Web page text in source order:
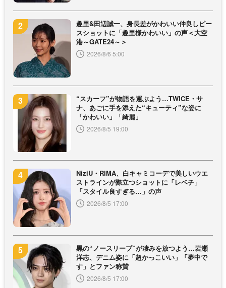
趣里&田辺誠一、身長差がかわいい仲良しピー
スショットに「趣里様かわいい」の声＜大空
港～GATE24～＞
2026/8/6 5:00
“スカーフ”が物語を運ぶよう…TWICE・サ
ナ、あごに手を添えた“キューティ”な姿に
「かわいい」「綺麗」
2026/8/5 19:00
NiziU・RIMA、白キャミコーデで美しいウエ
ストラインが際立つショットに「レベチ」
「スタイル良すぎる…」の声
2026/8/5 17:00
黒の“ノースリーブ”が凄みを放つよう…岩瀬
洋志、デニム姿に「超かっこいい」「夢中で
す」とファン称賛
2026/8/5 17:00